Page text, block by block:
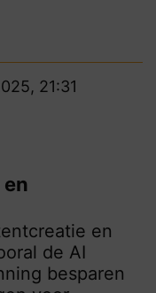
21:31
en
de AI
besparen